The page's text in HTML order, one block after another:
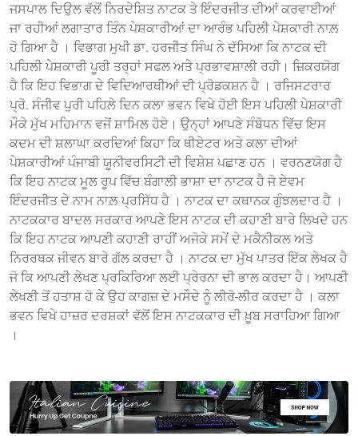
ਜਸਪਾਲ ਦਿਉਲ ਵੱਲੋਂ ਨਿਰਦੇਸ਼ਿਤ ਨਾਟਕ ਤੇ ਇੰਦਰਜੀਤ ਦੀਆਂ ਕਰਵਾਈਆਂ
ਜਾ ਰਹੀਆਂ ਲਗਾਤਾਰ ਤਿੰਨ ਪੇਸ਼ਕਾਰੀਆਂ ਦਾ ਆਰੰਭ ਪਹਿਲੀ ਪੇਸ਼ਕਾਰੀ ਨਾਲ਼
ਹੋ ਗਿਆ ਹੈ । ਵਿਭਾਗ ਮੁਖੀ ਡਾ. ਹਰਜੀਤ ਸਿੰਘ ਨੇ ਦੱਸਿਆ ਕਿ ਨਾਟਕ ਦੀ
ਪਹਿਲੀ ਪੇਸ਼ਕਾਰੀ ਪੂਰੀ ਤਰ੍ਹਾਂ ਸਫਲ ਅਤੇ ਪ੍ਰਭਾਵਸ਼ਾਲੀ ਰਹੀ। ਜ਼ਿਕਰਯੋਗ
ਹੈ ਕਿ ਇਹ ਵਿਭਾਗ ਦੇ ਵਿਦਿਆਰਥੀਆਂ ਦੀ ਪ੍ਰੋਡਕਸ਼ਨ ਹੈ । ਰਜਿਸਟਰਾਰ
ਪ੍ਰੋ. ਸੰਜੀਵ ਪੁਰੀ ਪਹਿਲੇ ਦਿਨ ਕਲਾ ਭਵਨ ਵਿਖੇ ਹੋਈ ਇਸ ਪਹਿਲੀ ਪੇਸ਼ਕਾਰੀ
ਮੌਕੇ ਮੁੱਖ ਮਹਿਮਾਨ ਵਜੋਂ ਸ਼ਾਮਿਲ ਹੋਏ। ਉਨ੍ਹਾਂ ਆਪਣੇ ਸੰਬੋਧਨ ਵਿੱਚ ਇਸ
ਕਦਮ ਦੀ ਸ਼ਲਾਘਾ ਕਰਦਿਆਂ ਕਿਹਾ ਕਿ ਥੀਏਟਰ ਅਤੇ ਕਲਾ ਦੀਆਂ
ਪੇਸ਼ਕਾਰੀਆਂ ਪੰਜਾਬੀ ਯੂਨੀਵਰਸਿਟੀ ਦੀ ਵਿਸ਼ੇਸ਼ ਪਛਾਣ ਹਨ । ਵਰਨਣਯੋਗ ਹੈ
ਕਿ ਇਹ ਨਾਟਕ ਮੂਲ ਰੂਪ ਵਿੱਚ ਬੰਗਾਲੀ ਭਾਸ਼ਾ ਦਾ ਨਾਟਕ ਹੈ ਜੋ ਏਵਮ
ਇੰਦਰਜੀਤ ਦੇ ਨਾਮ ਨਾਲ਼ ਪ੍ਰਸਿੱਧ ਹੈ । ਨਾਟਕ ਦਾ ਕਥਾਨਕ ਗੁੰਝਲਦਾਰ ਹੈ ।
ਨਾਟਕਕਾਰ ਬਾਦਲ ਸਰਕਾਰ ਆਪਣੇ ਇਸ ਨਾਟਕ ਦੀ ਕਹਾਣੀ ਬਾਰੇ ਲਿਖਦੇ ਹਨ
ਕਿ ਇਹ ਨਾਟਕ ਆਪਣੀ ਕਹਾਣੀ ਰਾਹੀਂ ਅਜੋਕੇ ਸਮੇਂ ਦੇ ਮਕੈਨੀਕਲ ਅਤੇ
ਨਿਰਰਥਕ ਜੀਵਨ ਬਾਰੇ ਗੱਲ ਕਰਦਾ ਹੈ । ਨਾਟਕ ਦਾ ਮੁੱਖ ਪਾਤਰ ਇੱਕ ਲੇਖਕ ਹੈ
ਜੋ ਕਿ ਆਪਣੀ ਲੇਖਣ ਪ੍ਰਕਿਰਿਆ ਲਈ ਪ੍ਰੇਰਨਾ ਦੀ ਭਾਲ ਕਰਦਾ ਹੈ। ਆਪਣੀ
ਲੇਖਣੀ ਤੋਂ ਹਤਾਸ਼ ਹੋ ਕੇ ਉਹ ਕਾਗਜ਼ ਦੇ ਮਸੌਦੇ ਨੂੰ ਲੀਰੋ-ਲੀਰ ਕਰਦਾ ਹੈ । ਕਲਾ
ਭਵਨ ਵਿਖੇ ਹਾਜ਼ਰ ਦਰਸ਼ਕਾਂ ਵੱਲੋਂ ਇਸ ਨਾਟਕਕਾਰ ਦੀ ਖ਼ੂਬ ਸਰਾਹਿਆ ਗਿਆ
।